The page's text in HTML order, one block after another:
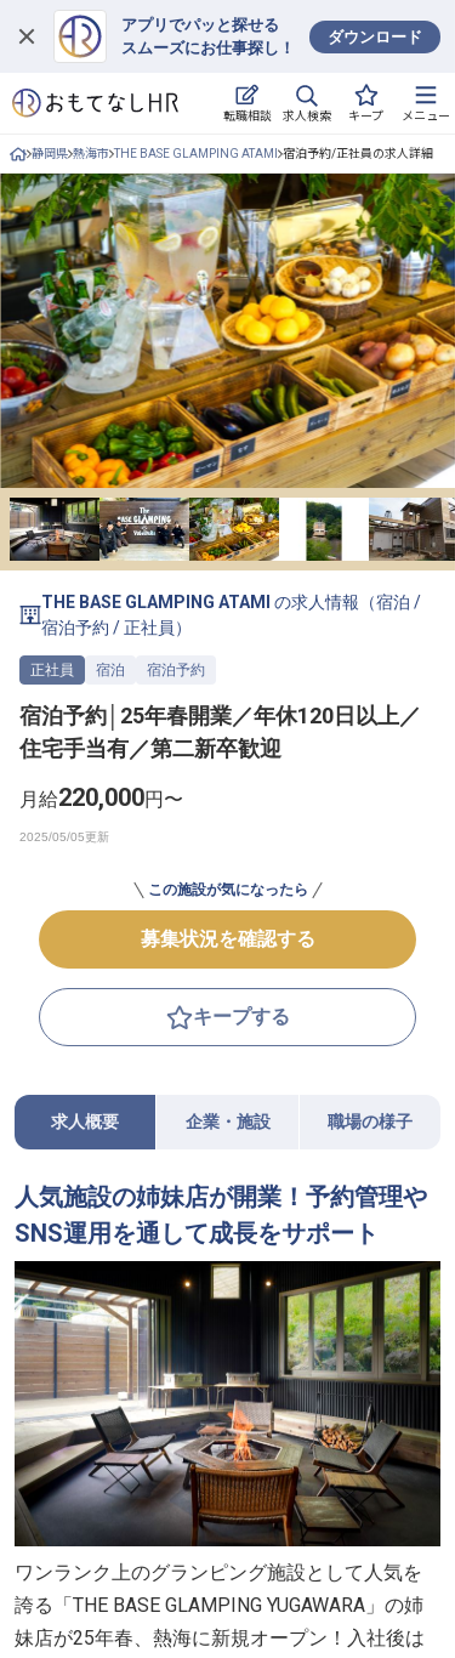
アプリでパッと探せる
スムーズにお仕事探し！
ダウンロード
転職相談 求人検索 キープ メニュー
ログイン
求人・施設を探す
キープした求人
就職・転職 合同説明会
おもてなしHRについて
ご利用の流れ
よくある質問
ホテル・宿泊業界情報コラム
無料 転職サポートに申し込む
静岡県 熱海市 THE BASE GLAMPING ATAMI 宿泊予約/正社員の求人詳細
THE BASE GLAMPING ATAMI の求人情報（宿泊 /
宿泊予約 /正社員 ）
正社員 宿泊 宿泊予約
宿泊予約│25年春開業／年休120日以上／
住宅手当有／第二新卒歓迎
月給220,000円〜
この施設が気になったら
募集状況を確認する
キープする
求人概要 企業・施設 職場の様子
人気施設の姉妹店が開業！予約管理や
SNS運用を通して成長をサポート
ワンランク上のグランピング施設として人気を
誇る「THE BASE GLAMPING YUGAWARA」の姉
妹店が25年春、熱海に新規オープン！入社後は